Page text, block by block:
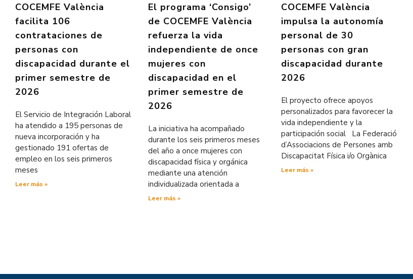
COCEMFE València
facilita 106
contrataciones de
personas con
discapacidad durante el
primer semestre de
2026
El Servicio de Integración Laboral
ha atendido a 195 personas de
nueva incorporación y ha
gestionado 191 ofertas de
empleo en los seis primeros
meses
Leer más »
El programa ‘Consigo’
de COCEMFE València
refuerza la vida
independiente de once
mujeres con
discapacidad en el
primer semestre de
2026
La iniciativa ha acompañado
durante los seis primeros meses
del año a once mujeres con
discapacidad física y orgánica
mediante una atención
individualizada orientada a
Leer más »
COCEMFE València
impulsa la autonomía
personal de 30
personas con gran
discapacidad durante
2026
El proyecto ofrece apoyos
personalizados para favorecer la
vida independiente y la
participación social La Federació
d’Associacions de Persones amb
Discapacitat Física i/o Orgànica
Leer más »